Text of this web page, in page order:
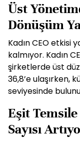
Üst
Dönüşüm
Kadın CEO etkisi
kalmıyor. Kadın
şirketlerde üst
36,8’e ulaşırken,
seviyesinde
Eşit
Sayısı